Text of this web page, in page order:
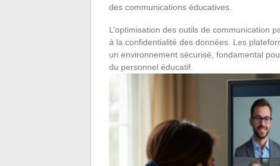
des communications éducatives.
L’optimisation des outils de communication
à la confidentialité des données. Les
un environnement sécurisé, fondamental
du personnel éducatif.